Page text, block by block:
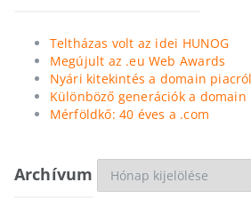
Teltházas volt az idei HUNOG
Megújult az .eu Web Awards
Nyári kitekintés a domain piacról
Különböző generációk a domain
Mérföldkő: 40 éves a .com
Archívum